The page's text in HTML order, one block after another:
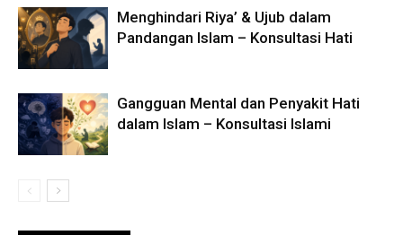
Menghindari Riya’ & Ujub dalam
Pandangan Islam – Konsultasi Hati
Gangguan Mental dan Penyakit Hati
dalam Islam – Konsultasi Islami